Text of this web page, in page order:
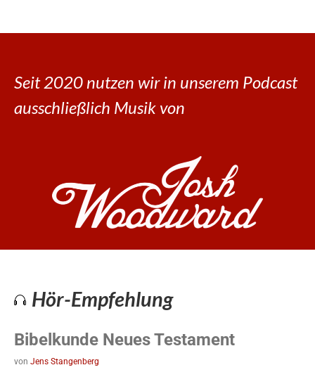
Seit 2020 nutzen wir in unserem Podcast
ausschließlich Musik von
Hör-Empfehlung
Bibelkunde Neues Testament
von Jens Stangenberg